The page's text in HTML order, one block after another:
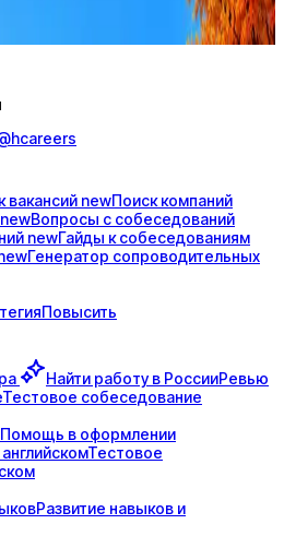
вакансий newПоисккомпаний
newВопросы с собеседований
newГайды ксобеседованиям
Генератор сопроводительных
Повысить
Найти работу в РоссииРевью
Тестовое собеседование
Помощь в оформлении
Тестовое
Развитие навыков и